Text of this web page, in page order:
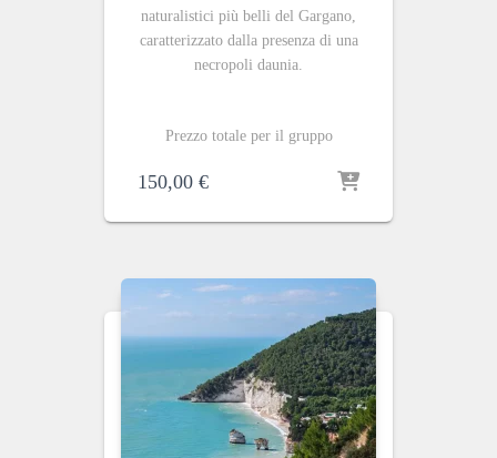
naturalistici più belli del Gargano,
caratterizzato dalla presenza di una
necropoli daunia.
Prezzo totale per il gruppo
150,00 €